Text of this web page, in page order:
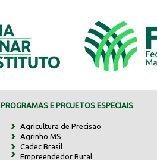
PROGRAMAS E PROJETOS ESPECIAIS
Agricultura de Precisão
Agrinho MS
Cadec Brasil
Empreendedor Rural